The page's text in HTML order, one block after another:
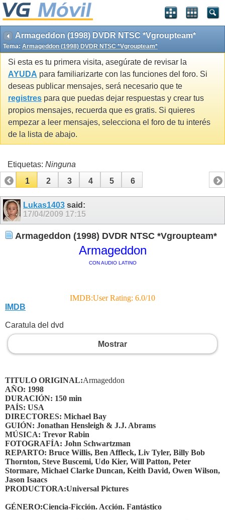
Armageddon (1998) DVDR NTSC *Vgroupteam*
Tema: Armageddon (1998) DVDR NTSC *Vgroupteam*
Si esta es tu primera visita, asegúrate de revisar la
AYUDA para familiarizarte con las funciones del foro. Si
deseas publicar mensajes, será necesario que te
registres para que puedas dejar respuestas y crear tus
propios mensajes, recuerda que es gratis. Si quieres
empezar a leer mensajes, selecciona el foro de tu interés
de la lista de abajo.
Etiquetas: Ninguna
1
2 3 4 5 6
Lukas1403 said:
17/04/2009 17:15
Armageddon (1998) DVDR NTSC *Vgroupteam*
Armageddon
CON AUDIO LATINO
IMDB:User Rating: 6.0/10
IMDB
Caratula del dvd
Mostrar
TITULO ORIGINAL:Armageddon
AÑO: 1998
DURACIÓN: 150 min
PAÍS: USA
DIRECTORES: Michael Bay
GUIÓN: Jonathan Hensleigh & J.J. Abrams
MÚSICA: Trevor Rabin
FOTOGRAFÍA: John Schwartzman
REPARTO: Bruce Willis, Ben Affleck, Liv Tyler, Billy Bob
Thornton, Steve Buscemi, Udo Kier, Will Patton, Peter
Stormare, Michael Clarke Duncan, Keith David, Owen Wilson,
Jason Isaacs
PRODUCTORA:Universal Pictures
GÉNERO:Ciencia-Ficción. Acción. Fantástico